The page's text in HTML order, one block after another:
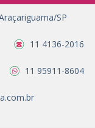
SP
11 4136-2016
11 95911-8604